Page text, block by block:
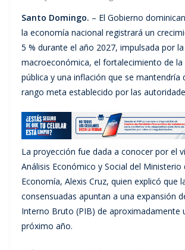
Santo Domingo. – El Gobierno
la economía nacional registrará un
5 % durante el año 2027, impulsada por
macroeconómica, el fortalecimiento de la
pública y una inflación que se mantendría
rango meta establecido por las
La proyección fue dada a conocer por el
Análisis Económico y Social del Ministerio
Economía, Alexis Cruz, quien explicó que
consensuadas apuntan a una expansión
Interno Bruto (PIB) de aproximadamente
próximo año.